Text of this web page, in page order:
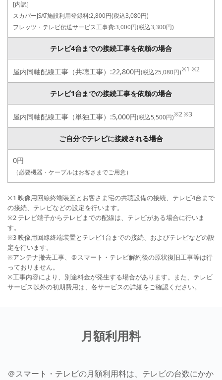
[内訳]
スカパーJSAT施設利用登録料:2,800円(税込3,080円)
フレッツ・テレビ伝送サービス工事費:3,000円(税込3,300円)
テレビ4台までの接続工事を依頼の場合
屋内同軸配線工事（共聴工事）:22,800円(税込25,080円)※1 ※2
テレビ1台までの接続工事を依頼の場合
屋内同軸配線工事（単独工事）:5,000円(税込5,500円)※2 ※3
ご自分でテレビに接続される場合
0円
（必要機器・ケーブルはお客さまでご用意）
※1 映像用回線終端装置とお客さま宅の共聴設備の接続、テレビ4台まで
の接続、テレビなどの設定を行います。
※2 テレビ端子からテレビまでの配線は、テレビがある場合に行いま
す。
※3 映像用回線終端装置とテレビ1台までの接続、およびテレビなどの設
定を行います。
※アンテナ撤去工事、＠スマート・テレビ解約後の原状復旧工事等は行
っておりません。
※工事内容により、別途料金が発生する場合があります。また、テレビ
サービス以外の初期費用は、各サービスの詳細をご確認ください。
月額利用料
＠スマート・テレビの月額利用料は、テレビの台数にかか